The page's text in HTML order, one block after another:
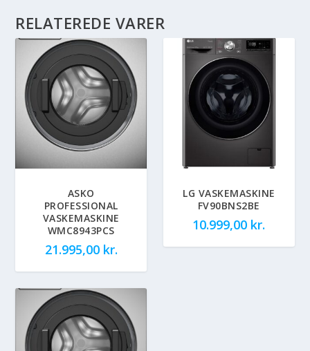
RELATEREDE VARER
ASKO
PROFESSIONAL
VASKEMASKINE
WMC8943PCS
21.995,00 kr.
LG VASKEMASKINE
FV90BNS2BE
10.999,00 kr.